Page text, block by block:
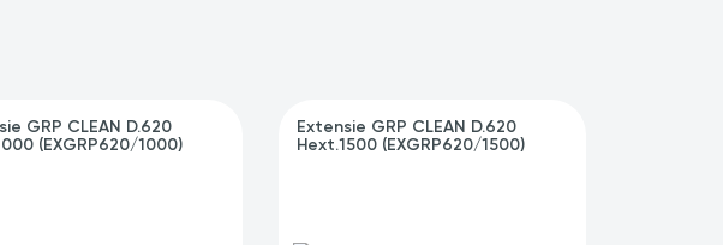
GRP CLEAN D.620
(EXGRP620/1000)
Extensie GRP CLEAN D.620
Hext.1500 (EXGRP620/1500)